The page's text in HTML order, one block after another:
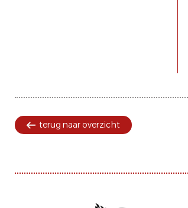
terug naar overzicht